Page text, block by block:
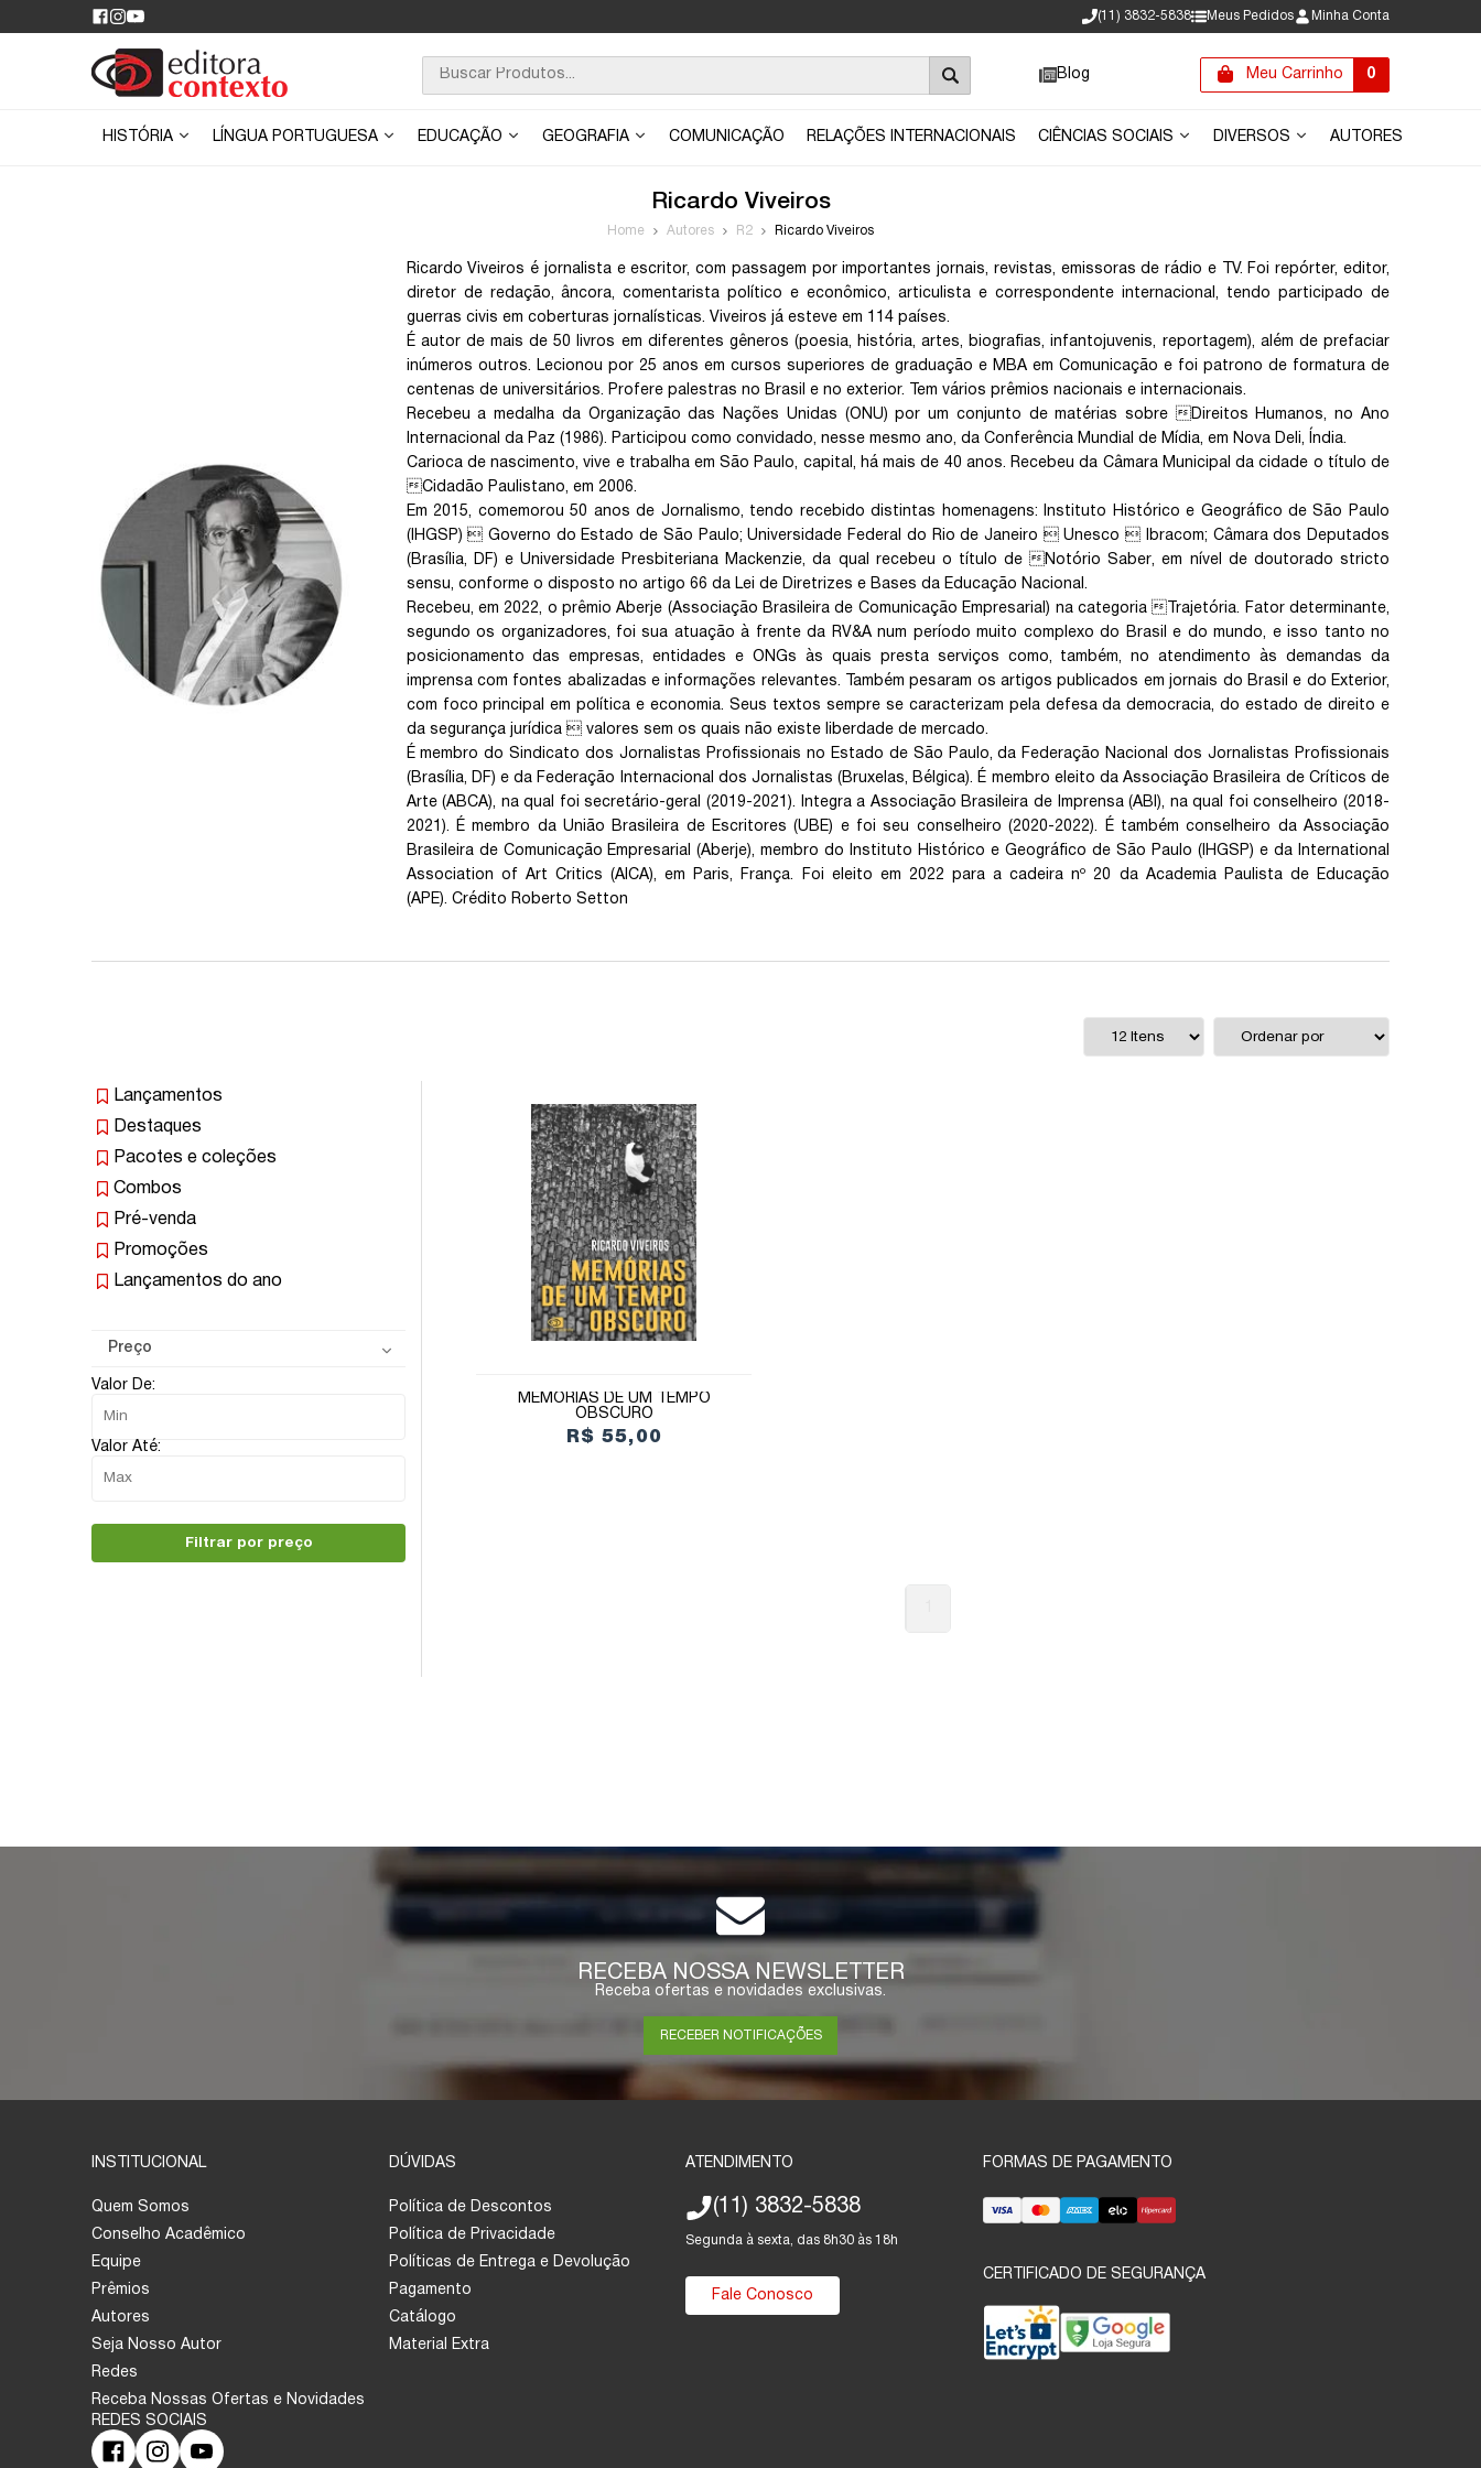
(11) 3832-5838 Meus Pedidos Minha Conta
Blog Meu Carrinho 0
HISTÓRIA LÍNGUA PORTUGUESA EDUCAÇÃO GEOGRAFIA COMUNICAÇÃO RELAÇÕES INTERNACIONAIS CIÊNCIAS SOCIAIS DIVERSOS AUTORES
Ricardo Viveiros
Home Autores R2 Ricardo Viveiros
Ricardo Viveiros é jornalista e escritor, com passagem por importantes jornais, revistas, emissoras de rádio e TV. Foi repórter, editor,
diretor de redação, âncora, comentarista político e econômico, articulista e correspondente internacional, tendo participado de
guerras civis em coberturas jornalísticas. Viveiros já esteve em 114 países.
É autor de mais de 50 livros em diferentes gêneros (poesia, história, artes, biografias, infantojuvenis, reportagem), além de prefaciar
inúmeros outros. Lecionou por 25 anos em cursos superiores de graduação e MBA em Comunicação e foi patrono de formatura de
centenas de universitários. Profere palestras no Brasil e no exterior. Tem vários prêmios nacionais e internacionais.
Recebeu a medalha da Organização das Nações Unidas (ONU) por um conjunto de matérias sobre Direitos Humanos, no Ano
Internacional da Paz (1986). Participou como convidado, nesse mesmo ano, da Conferência Mundial de Mídia, em Nova Deli, Índia.
Carioca de nascimento, vive e trabalha em São Paulo, capital, há mais de 40 anos. Recebeu da Câmara Municipal da cidade o título de
Cidadão Paulistano, em 2006.
Em 2015, comemorou 50 anos de Jornalismo, tendo recebido distintas homenagens: Instituto Histórico e Geográfico de São Paulo
(IHGSP)  Governo do Estado de São Paulo; Universidade Federal do Rio de Janeiro  Unesco  Ibracom; Câmara dos Deputados
(Brasília, DF) e Universidade Presbiteriana Mackenzie, da qual recebeu o título de Notório Saber, em nível de doutorado stricto
sensu, conforme o disposto no artigo 66 da Lei de Diretrizes e Bases da Educação Nacional.
Recebeu, em 2022, o prêmio Aberje (Associação Brasileira de Comunicação Empresarial) na categoria Trajetória. Fator determinante,
segundo os organizadores, foi sua atuação à frente da RV&A num período muito complexo do Brasil e do mundo, e isso tanto no
posicionamento das empresas, entidades e ONGs às quais presta serviços como, também, no atendimento às demandas da
imprensa com fontes abalizadas e informações relevantes. Também pesaram os artigos publicados em jornais do Brasil e do Exterior,
com foco principal em política e economia. Seus textos sempre se caracterizam pela defesa da democracia, do estado de direito e
da segurança jurídica  valores sem os quais não existe liberdade de mercado.
É membro do Sindicato dos Jornalistas Profissionais no Estado de São Paulo, da Federação Nacional dos Jornalistas Profissionais
(Brasília, DF) e da Federação Internacional dos Jornalistas (Bruxelas, Bélgica). É membro eleito da Associação Brasileira de Críticos de
Arte (ABCA), na qual foi secretário-geral (2019-2021). Integra a Associação Brasileira de Imprensa (ABI), na qual foi conselheiro (2018-
2021). É membro da União Brasileira de Escritores (UBE) e foi seu conselheiro (2020-2022). É também conselheiro da Associação
Brasileira de Comunicação Empresarial (Aberje), membro do Instituto Histórico e Geográfico de São Paulo (IHGSP) e da International
Association of Art Critics (AICA), em Paris, França. Foi eleito em 2022 para a cadeira nº 20 da Academia Paulista de Educação
(APE). Crédito Roberto Setton
Lançamentos
Destaques
Pacotes e coleções
Combos
Pré-venda
Promoções
Lançamentos do ano
Preço
Valor De:
Valor Até:
Filtrar por preço
MEMÓRIAS DE UM TEMPO
OBSCURO
R$ 55,00
RECEBA NOSSA NEWSLETTER
Receba ofertas e novidades exclusivas.
RECEBER NOTIFICAÇÕES
INSTITUCIONAL
Quem Somos
Conselho Acadêmico
Equipe
Prêmios
Autores
Seja Nosso Autor
Redes
Receba Nossas Ofertas e Novidades
DÚVIDAS
Política de Descontos
Política de Privacidade
Políticas de Entrega e Devolução
Pagamento
Catálogo
Material Extra
ATENDIMENTO
(11) 3832-5838
Segunda à sexta, das 8h30 às 18h
Fale Conosco
FORMAS DE PAGAMENTO
CERTIFICADO DE SEGURANÇA